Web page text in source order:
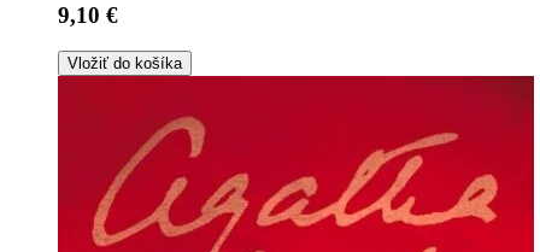
9,10 €
Vložiť do košíka